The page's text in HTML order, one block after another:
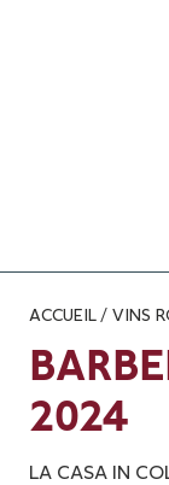
ACCUEIL/ VINS
2024
LA CASA IN